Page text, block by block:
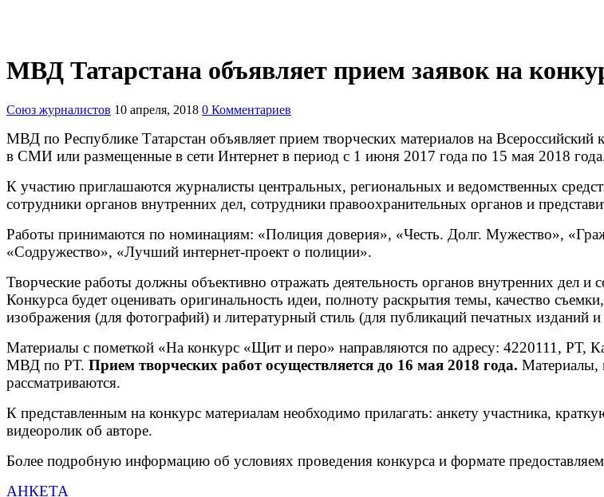
МВД Татарстана объявляет прием заявок на
Союз журналистов 10 апреля, 2018 0 Комментариев
МВД по Республике Татарстан объявляет прием творческих материалов на
в СМИ или размещенные в сети Интернет в период с 1 июня 2017 года по 15 мая 2018
К участию приглашаются журналисты центральных, региональных и ведомственных
сотрудники органов внутренних дел, сотрудники правоохранительных органов и
Работы принимаются по номинациям: «Полиция доверия», «Честь. Долг. Мужество»,
«Содружество», «Лучший интернет-проект о полиции».
Творческие работы должны объективно отражать деятельность органов внутренних дел
Конкурса будет оценивать оригинальность идеи, полноту раскрытия темы, качество
изображения (для фотографий) и литературный стиль (для публикаций печатных изданий
Материалы с пометкой «На конкурс «Щит и перо» направляются по адресу: 4220111, РТ,
МВД по РТ. Прием творческих работ осуществляется до 16 мая 2018 года. Материалы,
рассматриваются.
К представленным на конкурс материалам необходимо прилагать: анкету участника,
видеоролик об авторе.
Более подробную информацию об условиях проведения конкурса и формате
АНКЕТА